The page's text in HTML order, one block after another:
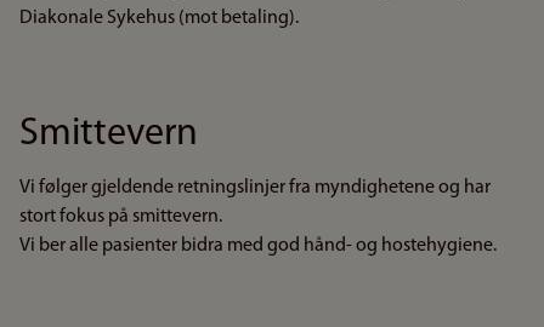
Diakonale Sykehus (mot betaling).
Smittevern
Vi følger gjeldende retningslinjer fra myndighetene og har
stort fokus på smittevern.
Vi ber alle pasienter bidra med god hånd- og hostehygiene.